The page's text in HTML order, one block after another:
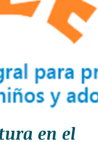
en el